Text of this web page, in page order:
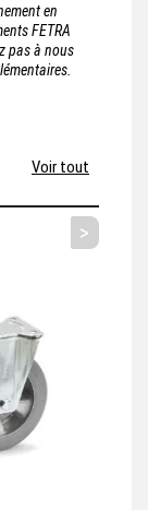
en
FETRA
pas à nous
Voir tout
>